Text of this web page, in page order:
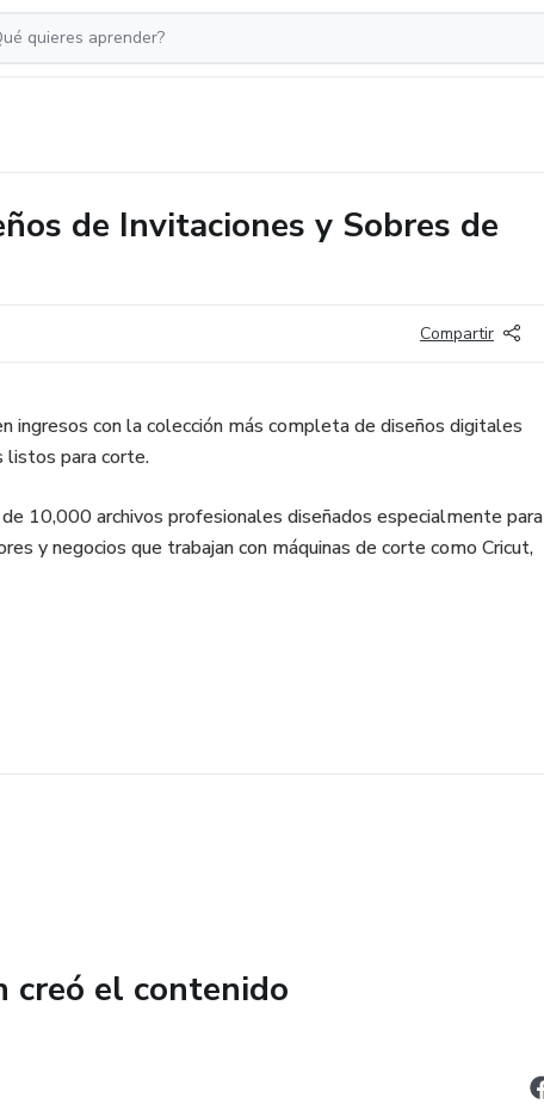
de Invitaciones y Sobres de
Compartir
ingresos con la colección más completa de diseños digitales
listos para corte.
10,000 archivos profesionales diseñados especialmente para
y negocios que trabajan con máquinas de corte como Cricut,
creó el contenido